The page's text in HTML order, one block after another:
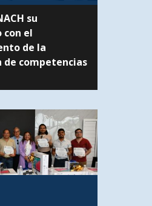
su
con el
de la
competencias